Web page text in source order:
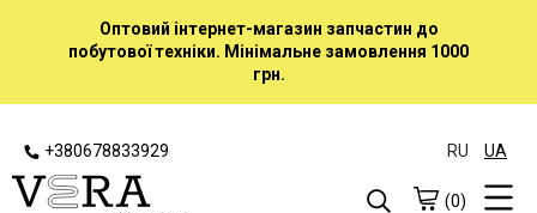
Оптовий інтернет-магазин запчастин до
побутової техніки. Мінімальне замовлення 1000
грн.
+380678833929 RU UA
(0)